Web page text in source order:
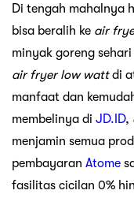
Di tengah mahalnya
bisa beralih ke air
minyak goreng
air fryer low wattdi
manfaat dan
membelinya di JD.ID,
menjamin semua
pembayaran Atome
fasilitas cicilan 0%